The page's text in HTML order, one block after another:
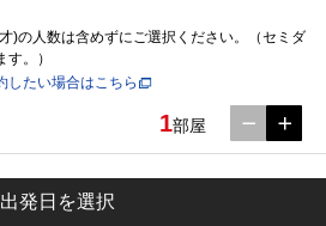
)の人数は含めずにご選択ください。（セミダ
。）
したい場合はこちら
1部屋
出発日を選択